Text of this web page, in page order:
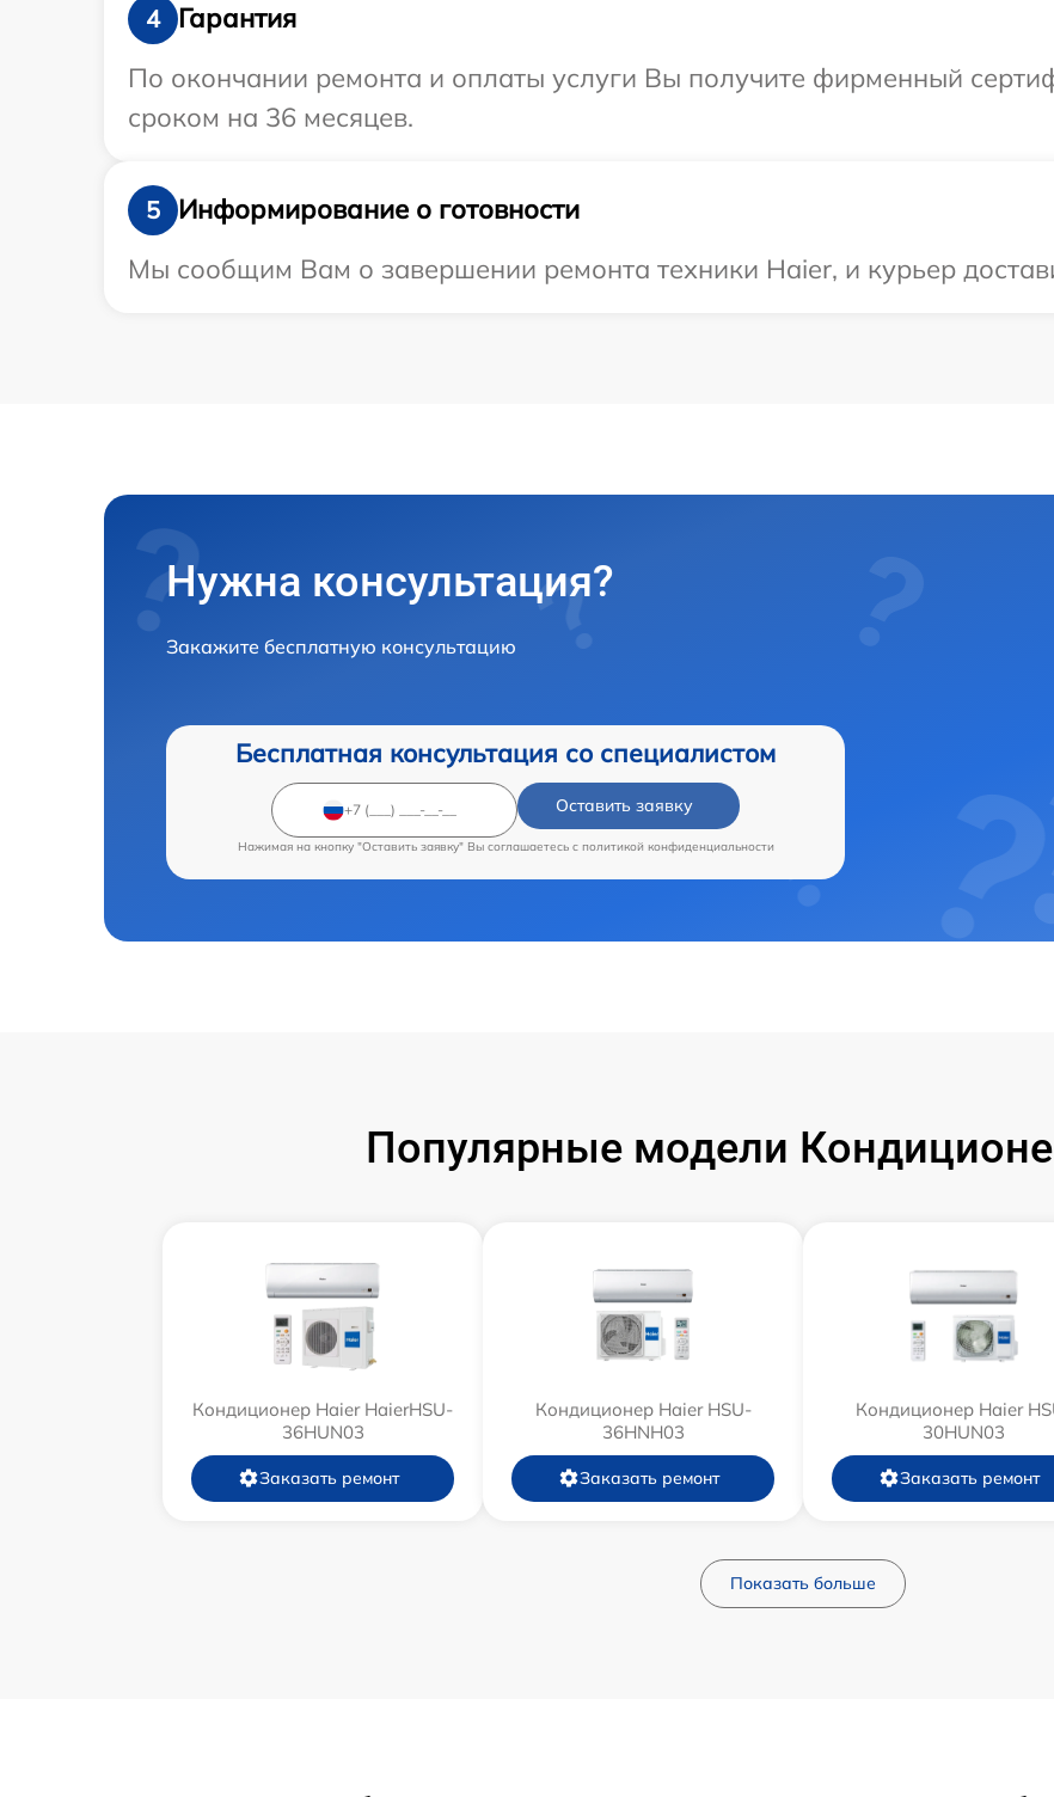
4
Гарантия
По окончании ремонта и оплаты услуги Вы получите фирменный
сроком на 36 месяцев.
5
Информирование о готовности
Мы сообщим Вам о завершении ремонта техники Haier, и курьер
Нужна консультация?
Закажите бесплатную консультацию
Бесплатная консультация со специалистом
Оставить заявку
Нажимая на кнопку "Оставить заявку" Вы соглашаетесь c политикой конфиденциальности
Популярные модели
Кондиционер Haier HaierHSU-
36HUN03
Заказать ремонт
Кондиционер Haier HSU-
36HNH03
Заказать ремонт
Кондиционер Haier
30HUN03
Заказать ремонт
Показать больше